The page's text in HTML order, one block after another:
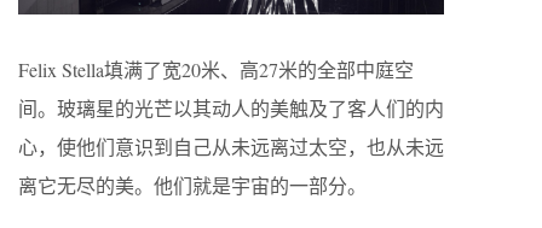
Felix Stella填满了宽20米、高27米的全部中庭空
间。玻璃星的光芒以其动人的美触及了客人们的内
心，使他们意识到自己从未远离过太空，也从未远
离它无尽的美。他们就是宇宙的一部分。